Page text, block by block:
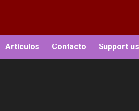
Artículos Contacto Support us